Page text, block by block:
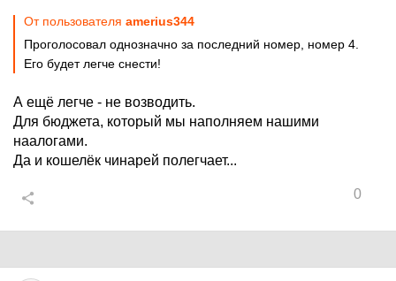
От пользователя amerius344
Проголосовал однозначно за последний номер, номер 4.
Его будет легче снести!
А ещё легче - не возводить.
Для бюджета, который мы наполняем нашими
наалогами.
Да и кошелёк чинарей полегчает...
0